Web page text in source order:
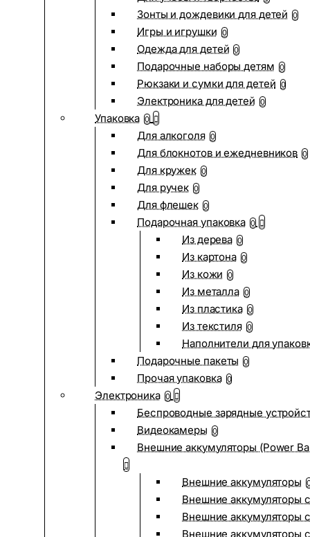
Зонты и дождевики для детей 0
Игры и игрушки 0
Одежда для детей 0
Подарочные наборы детям 0
Рюкзаки и сумки для детей 0
Электроника для детей 0
Упаковка 0
Для алкоголя 0
Для блокнотов и ежедневников 0
Для кружек 0
Для ручек 0
Для флешек 0
Подарочная упаковка 0
Из дерева 0
Из картона 0
Из кожи 0
Из металла 0
Из пластика 0
Из текстиля 0
Наполнители для
Подарочные пакеты 0
Прочая упаковка 0
Электроника 0
Беспроводные зарядные
Видеокамеры 0
Внешние аккумуляторы (Power
Внешние аккумуляторы
Внешние аккумуляторы
Внешние аккумуляторы
Внешние аккумуляторы